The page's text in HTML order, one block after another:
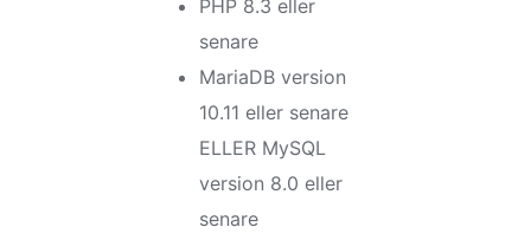
PHP 8.3 eller
senare
MariaDB version
10.11 eller senare
ELLER MySQL
version 8.0 eller
senare